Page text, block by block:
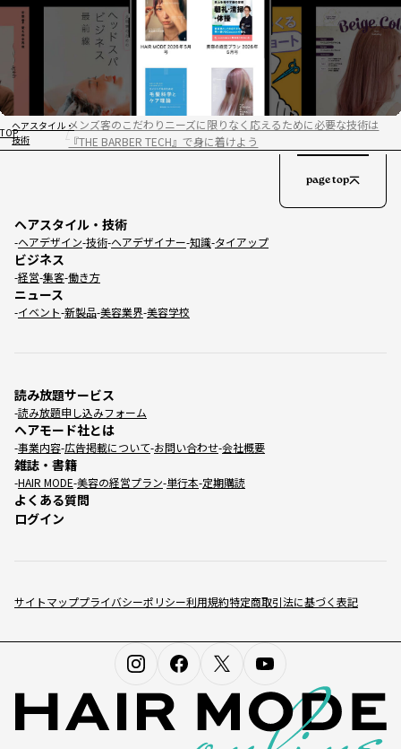
TOP
ヘアスタイル・
技術
メンズ客のこだわりニーズに限りなく応えるために必要な技術は
『THE BARBER TECH』で身に着けよう
サイトマッププライバシーポリシー利用規約特定商取引法に基づく表記
ヘアスタイル・技術
ヘアデザイン 技術 ヘアデザイナー 知識 タイアップ
ビジネス
経営 集客 働き方
ニュース
イベント 新製品 美容業界 美容学校
読み放題サービス
読み放題申し込みフォーム
ヘアモード社とは
事業内容 広告掲載について お問い合わせ 会社概要
雑誌・書籍
HAIR MODE 美容の経営プラン 単行本 定期購読
よくある質問
ログイン
page top